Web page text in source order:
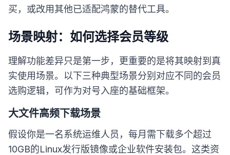
买，或改用其他已适配鸿蒙的替代工具。
场景映射：如何选择会员等级
理解功能差异只是第一步，更重要的是将其映射到真
实使用场景。以下三种典型场景分别对应不同的会员
选购逻辑，可作为对号入座的基础框架。
大文件高频下载场景
假设你是一名系统运维人员，每月需下载多个超过
10GB的Linux发行版镜像或企业软件安装包。这类资